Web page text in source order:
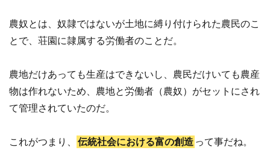
農奴とは、奴隷ではないが土地に縛り付けられた農民のこ
とで、荘園に隷属する労働者のことだ。
農地だけあっても生産はできないし、農民だけいても農産
物は作れないため、農地と労働者（農奴）がセットにされ
て管理されていたのだ。
これがつまり、 伝統社会における富の創造 って事だね。